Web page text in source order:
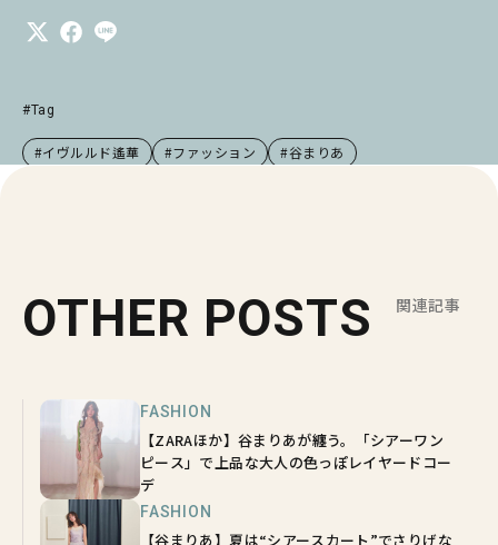
#Tag
#イヴルルド遙華 #ファッション #谷まりあ
OTHER POSTS 関連記事
FASHION
【ZARAほか】谷まりあが纏う。「シアーワン
ピース」で上品な大人の色っぽレイヤードコー
デ
FASHION
【谷まりあ】夏は“シアースカート”でさりげな